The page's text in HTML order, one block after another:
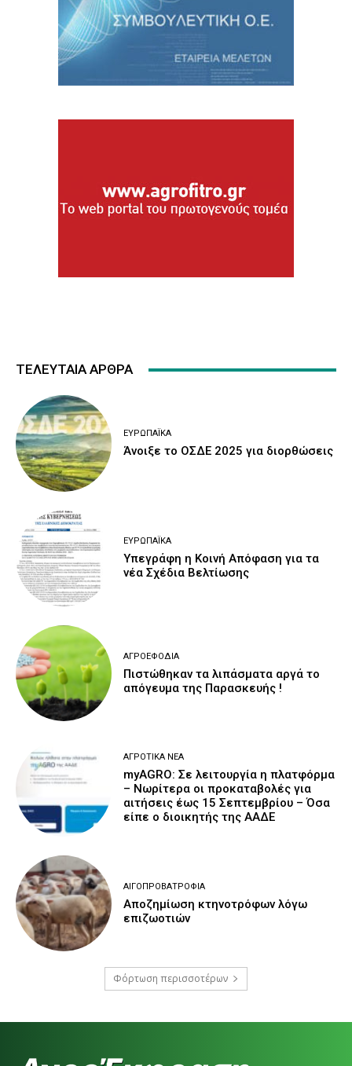
ΤΕΛΕΥΤΑΙΑ ΑΡΘΡΑ
ΕΥΡΩΠΑΪΚΆ
Άνοιξε το ΟΣΔΕ 2025 για διορθώσεις
ΕΥΡΩΠΑΪΚΆ
Υπεγράφη η Κοινή Απόφαση για τα
νέα Σχέδια Βελτίωσης
ΑΓΡΟΕΦΌΔΙΑ
Πιστώθηκαν τα λιπάσματα αργά το
απόγευμα της Παρασκευής !
ΑΓΡΟΤΙΚΆ ΝΈΑ
myAGRO: Σε λειτουργία η πλατφόρμα
– Νωρίτερα οι προκαταβολές για
αιτήσεις έως 15 Σεπτεμβρίου – Όσα
είπε ο διοικητής της ΑΑΔΕ
ΑΙΓΟΠΡΟΒΑΤΡΟΦΊΑ
Αποζημίωση κτηνοτρόφων λόγω
επιζωοτιών
Φόρτωση περισσοτέρων